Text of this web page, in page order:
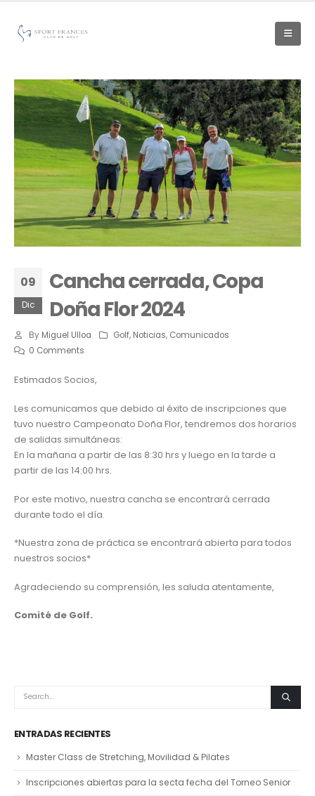
09
Dic
Cancha cerrada, Copa
Doña Flor 2024
By Miguel Ulloa Golf, Noticias, Comunicados
0 Comments
Estimados Socios,
Les comunicamos que debido al éxito de inscripciones que
tuvo nuestro Campeonato Doña Flor, tendremos dos horarios
de salidas simultáneas:
En la mañana a partir de las 8:30 hrs y luego en la tarde a
partir de las 14:00 hrs.
Por este motivo, nuestra cancha se encontrará cerrada
durante todo el día.
*Nuestra zona de práctica se encontrará abierta para todos
nuestros socios*
Agradeciendo su comprensión, les saluda atentamente,
Comité de Golf.
ENTRADAS RECIENTES
Master Class de Stretching, Movilidad & Pilates
Inscripciones abiertas para la secta fecha del Torneo Senior